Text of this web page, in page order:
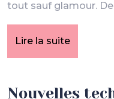
tout sauf glamour.
Lire la suite
Nouvelles